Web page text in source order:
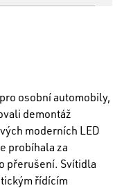
osobní automobily,
demontáž
moderních LED
probíhala za
přerušení. Svítidla
řídícím